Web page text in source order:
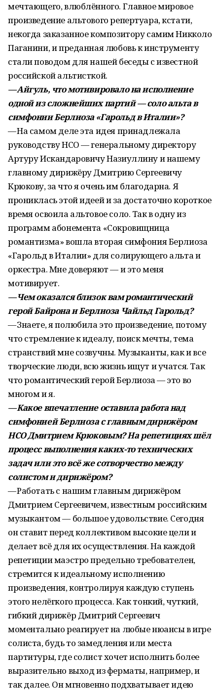
мечтающего, влюблённого. Главное мировое
произведение альтового репертуара, кстати,
некогда заказанное композитору самим Никколо
Паганини, и преданная любовь к инструменту
стали поводом для нашей беседы с известной
российской альтисткой.
— Айгуль, что мотивировало на исполнение
одной из сложнейших партий — соло альта в
симфонии Берлиоза «Гарольд в Италии»?
— На самом деле эта идея принадлежала
руководству НСО — генеральному директору
Артуру Искандаровичу Назиуллину и нашему
главному дирижёру Дмитрию Сергеевичу
Крюкову, за что я очень им благодарна. Я
прониклась этой идеей и за достаточно короткое
время освоила альтовое соло. Так в одну из
программ абонемента «Сокровищница
романтизма» вошла вторая симфония Берлиоза
«Гарольд в Италии» для солирующего альта и
оркестра. Мне доверяют — и это меня
мотивирует.
— Чем оказался близок вам романтический
герой Байрона и Берлиоза Чайльд Гарольд?
— Знаете, я полюбила это произведение, потому
что стремление к идеалу, поиск мечты, тема
странствий мне созвучны. Музыканты, как и все
творческие люди, всю жизнь ищут и учатся. Так
что романтический герой Берлиоза — это во
многом и я.
— Какое впечатление оставила работа над
симфонией Берлиоза с главным дирижёром
НСО Дмитрием Крюковым? На репетициях шёл
процесс выполнения каких-то технических
задач или это всё же сотворчество между
солистом и дирижёром?
— Работать с нашим главным дирижёром
Дмитрием Сергеевичем, известным российским
музыкантом — большое удовольствие. Сегодня
он ставит перед коллективом высокие цели и
делает всё для их осуществления. На каждой
репетиции маэстро предельно требователен,
стремится к идеальному исполнению
произведения, контролируя каждую ступень
этого нелёгкого процесса. Как тонкий, чуткий,
гибкий дирижёр Дмитрий Сергеевич
моментально реагирует на любые нюансы в игре
солиста, будь то замедления или места
партитуры, где солист хочет исполнить более
выразительно выход из ферматы, например, и
так далее. Он мгновенно подхватывает идею